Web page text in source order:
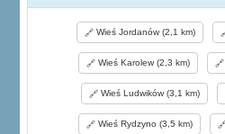
Wieś Jordanów (2,1 km)
Wieś Karolew (2,3 km)
Wieś Ludwików (3,1 km)
Wieś Rydzyno (3,5 km)